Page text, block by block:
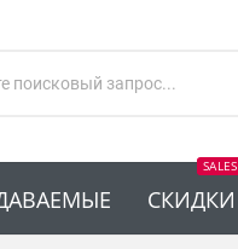
СКИДКИ
SALES